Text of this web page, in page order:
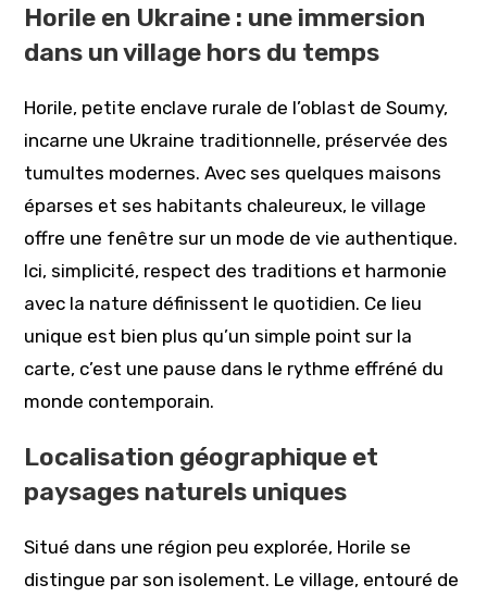
Horile en Ukraine : une immersion
dans un village hors du temps
Horile, petite enclave rurale de l’oblast de Soumy,
incarne une Ukraine traditionnelle, préservée des
tumultes modernes. Avec ses quelques maisons
éparses et ses habitants chaleureux, le village
offre une fenêtre sur un mode de vie authentique.
Ici, simplicité, respect des traditions et harmonie
avec la nature définissent le quotidien. Ce lieu
unique est bien plus qu’un simple point sur la
carte, c’est une pause dans le rythme effréné du
monde contemporain.
Localisation géographique et
paysages naturels uniques
Situé dans une région peu explorée, Horile se
distingue par son isolement. Le village, entouré de